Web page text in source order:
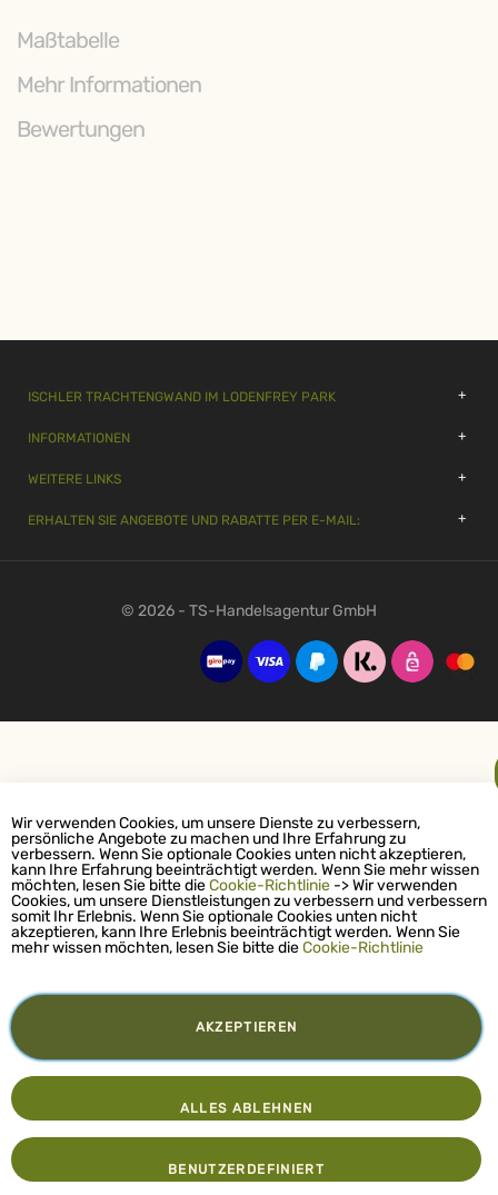
Maßtabelle
Mehr Informationen
Bewertungen
ISCHLER TRACHTENGWAND IM LODENFREY PARK
INFORMATIONEN
WEITERE LINKS
ERHALTEN SIE ANGEBOTE UND RABATTE PER E-MAIL:
© 2026 - TS-Handelsagentur GmbH
Wir verwenden Cookies, um unsere Dienste zu verbessern,
persönliche Angebote zu machen und Ihre Erfahrung zu
verbessern. Wenn Sie optionale Cookies unten nicht akzeptieren,
kann Ihre Erfahrung beeinträchtigt werden. Wenn Sie mehr wissen
möchten, lesen Sie bitte dieCookie-Richtlinie -> Wir verwenden
Cookies, um unsere Dienstleistungen zu verbessern und verbessern
somit Ihr Erlebnis. Wenn Sie optionale Cookies unten nicht
akzeptieren, kann Ihre Erlebnis beeinträchtigt werden. Wenn Sie
mehr wissen möchten, lesen Sie bitte dieCookie-Richtlinie
AKZEPTIEREN
BENUTZERDEFINIERT
ALLES ABLEHNEN